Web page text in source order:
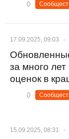
0
17.09.2025, 09:03
за много
оценок в
0
15.09.2025, 08:31